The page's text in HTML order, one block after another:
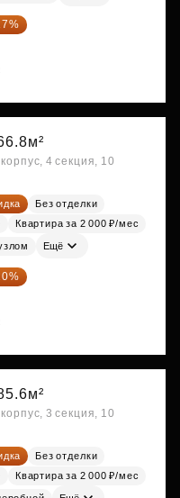
4 секция, 10
Без отделки
Квартира за 2 000 ₽/мес
Ещё
3 секция, 10
Без отделки
Квартира за 2 000 ₽/мес